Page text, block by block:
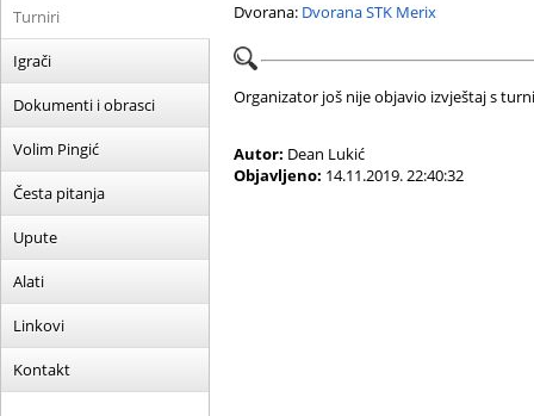
Turniri
Igrači
Dokumenti i obrasci
Volim Pingić
Česta pitanja
Upute
Alati
Linkovi
Kontakt
Dvorana: Dvorana STK Merix
Organizator još nije objavio izvještaj s
Autor: Dean Lukić
Objavljeno: 14.11.2019. 22:40:32